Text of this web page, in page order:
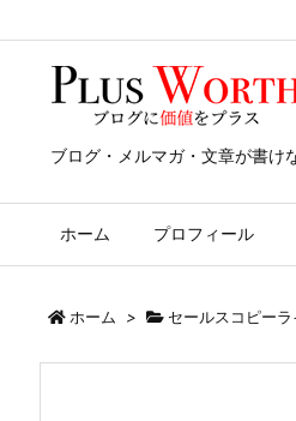
ブログ・メルマガ・文章が書け
ホーム プロフィール
ホーム > セールスコピー